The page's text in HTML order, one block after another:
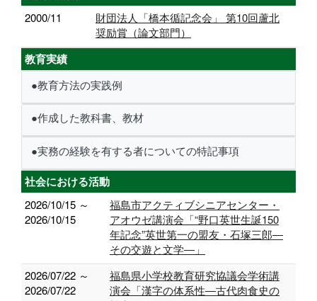
2000/11
財団法人「橋本循記念会」 第10回蘆北
奨励賞（論文部門）
教育実績
●教育方法の実践例
●作成した教科書、教材
●実務の経験を有する者についての特記事項
社会における活動
2026/10/15 ～
2026/10/15
福島市アクティブシニアセンター・
アオウゼ講演会「“野口英世生誕150
年記念”英世第一の盟友・石塚三郎―
その交遊と文学―」
2026/07/22 ～
2026/07/22
福島県小学校教育研究協議会学術講
演会「漢字の体系性―古代肉食史の